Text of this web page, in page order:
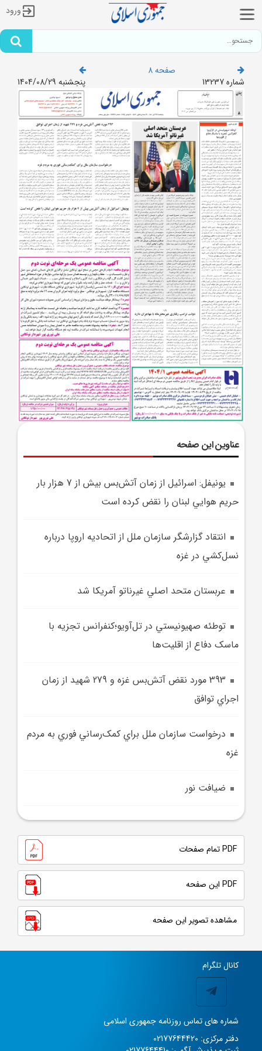
ورود
صفحه 8
شماره 13237
پنجشنبه 1404/08/29
عناوین این صفحه
يونيفل: اسرائيل از زمان آتش‌بس بيش از 7 هزار بار
حريم هوايي لبنان را نقض کرده است
انتقاد گزارشگر سازمان ملل از اتحاديه اروپا درباره
نسل‌کشي در غزه
عربستان متحد اصلي غيرناتو آمريکا شد
توطئه صهيونيستي در تل‌آويو؛کنفرانس تجزيه با
ماسک دفاع از اقليت‌ها
393 مورد نقض آتش‌بس غزه و 279 شهيد از زمان
اجراي توافق
درخواست سازمان ملل براي کمک‌رساني فوري به مردم
غزه
ضيافت نور
PDF تمام صفحات
PDF این صفحه
مشاهده تصویر این صفحه
کانال تلگرام
شماره های تماس روزنامه جمهوری اسلامی
دفتر مرکزی: 02177644420